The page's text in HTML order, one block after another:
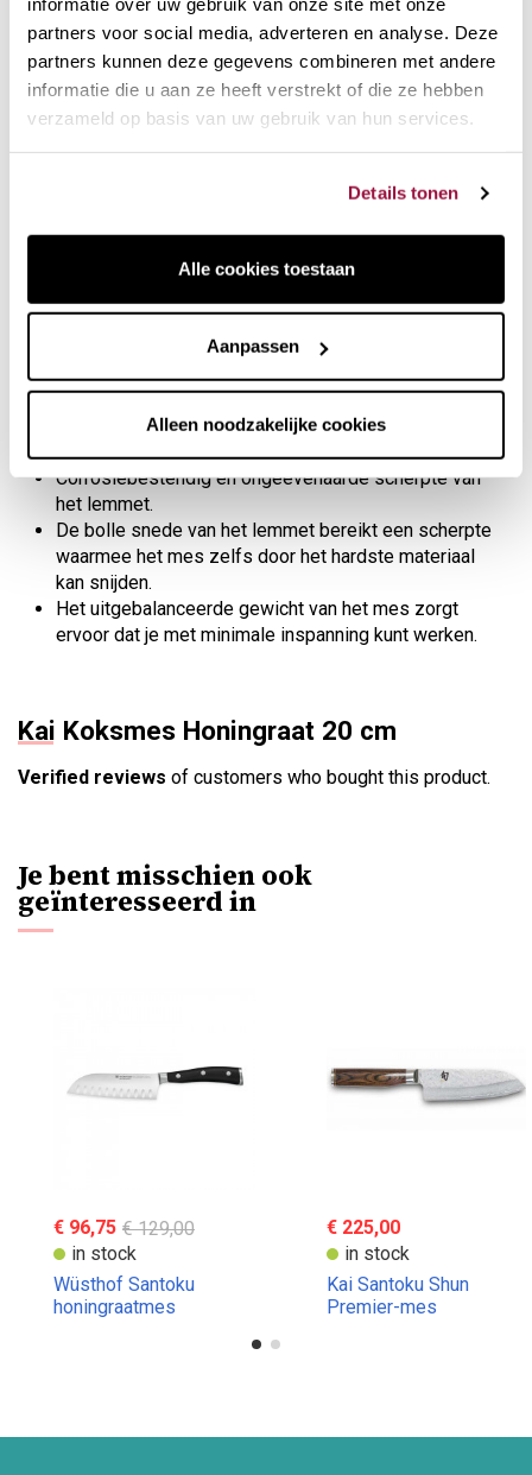
partners voor social media, adverteren en analyse. Deze
partners kunnen deze gegevens combineren met andere
informatie die u aan ze heeft verstrekt of die ze hebben
verzameld op basis van uw gebruik van hun services.
Details tonen
Alle cookies toestaan
Aanpassen
Alleen noodzakelijke cookies
Koksmes met lemmet van 20 cm. Shun Damascus serie.
2 jaar garantie. Zeven
Koksmes met 20 cm lemmet, Pakka gelamineerd houten
handvat en 32-lagig damascus roestvrij staal. Perfect voor
het schillen van ronde vruchten en groenten.
De alveoli zijn mini-luchtlagen die voorkomen dat
voedsel aan het lemmet blijft kleven.
De binnenlaag is gemaakt van V-Gold-10 staal,
extreem hard staal, 1% koolstof en 1,5% kobalt.
Corrosiebestendig en ongeëvenaarde scherpte van
het lemmet.
De bolle snede van het lemmet bereikt een scherpte
waarmee het mes zelfs door het hardste materiaal
kan snijden.
Het uitgebalanceerde gewicht van het mes zorgt
ervoor dat je met minimale inspanning kunt werken.
Kai Koksmes Honingraat 20 cm
Verified reviews of customers who bought this product.
Je bent misschien ook
geïnteresseerd in
€ 96,75 € 129,00
in stock
Wüsthof Santoku
honingraatmes
€ 225,00
in stock
Kai Santoku Shun
Premier-mes